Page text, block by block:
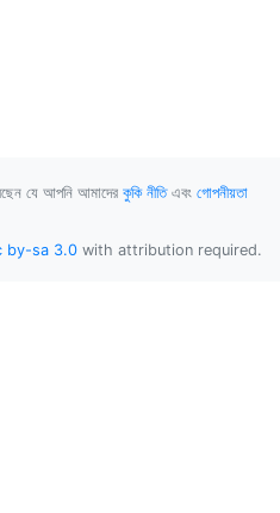
যে আপনি আমাদের কুকি নীতিএবং গোপনীয়তা
by-sa 3.0 with attribution required.